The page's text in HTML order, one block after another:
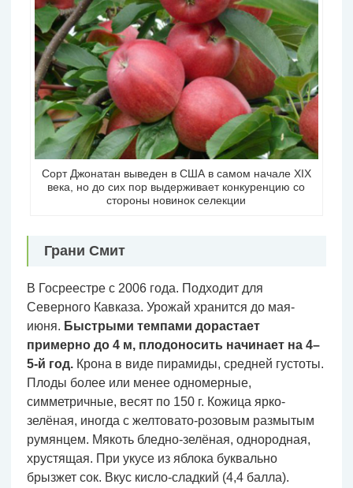
Сорт Джонатан выведен в США в самом начале XIX
века, но до сих пор выдерживает конкуренцию со
стороны новинок селекции
Грани Смит
В Госреестре с 2006 года. Подходит для
Северного Кавказа. Урожай хранится до мая-
июня. Быстрыми темпами дорастает
примерно до 4 м, плодоносить начинает на 4–
5-й год. Крона в виде пирамиды, средней густоты.
Плоды более или менее одномерные,
симметричные, весят по 150 г. Кожица ярко-
зелёная, иногда с желтовато-розовым размытым
румянцем. Мякоть бледно-зелёная, однородная,
хрустящая. При укусе из яблока буквально
брызжет сок. Вкус кисло-сладкий (4,4 балла).